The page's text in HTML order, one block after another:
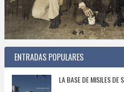
ENTRADAS POPULARES
LA BASE DE MISILES DE